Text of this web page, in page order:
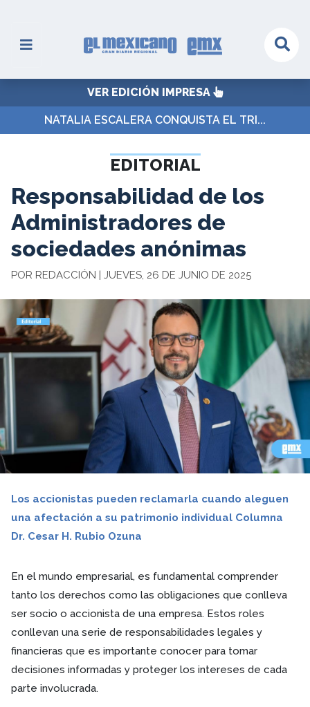
VER EDICIÓN IMPRESA
NATALIA ESCALERA CONQUISTA EL TRI...
EDITORIAL
Responsabilidad de los
Administradores de
sociedades anónimas
POR REDACCIÓN | JUEVES, 26 DE JUNIO DE 2025
Los accionistas pueden reclamarla cuando aleguen
una afectación a su patrimonio individual Columna
Dr. Cesar H. Rubio Ozuna
En el mundo empresarial, es fundamental comprender
tanto los derechos como las obligaciones que conlleva
ser socio o accionista de una empresa. Estos roles
conllevan una serie de responsabilidades legales y
financieras que es importante conocer para tomar
decisiones informadas y proteger los intereses de cada
parte involucrada.